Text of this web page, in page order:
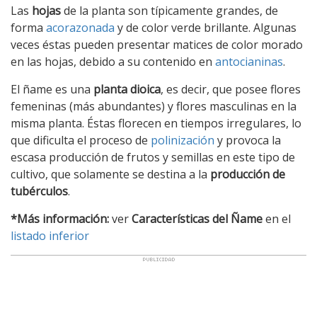
Las hojasde la planta son típicamente grandes, de
forma acorazonada y de color verde brillante. Algunas
veces éstas pueden presentar matices de color morado
en las hojas, debido a su contenido en antocianinas.
El ñame es una planta dioica, es decir, que posee flores
femeninas (más abundantes) y flores masculinas en la
misma planta. Éstas florecen en tiempos irregulares, lo
que dificulta el proceso de polinización y provoca la
escasa producción de frutos y semillas en este tipo de
cultivo, que solamente se destina a la producción de
tubérculos.
*Más información:verCaracterísticas del Ñameen el
listado inferior